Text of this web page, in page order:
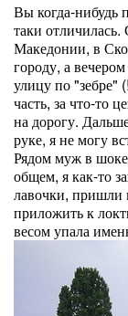
Вы когда-нибудь
таки
Македонии, в
городу, а
улицу по "зебре"
часть, за что-то
на дорогу.
руке, я не могу
Рядом муж в
общем, я как-то
лавочки, пришли
приложить к
весом упала